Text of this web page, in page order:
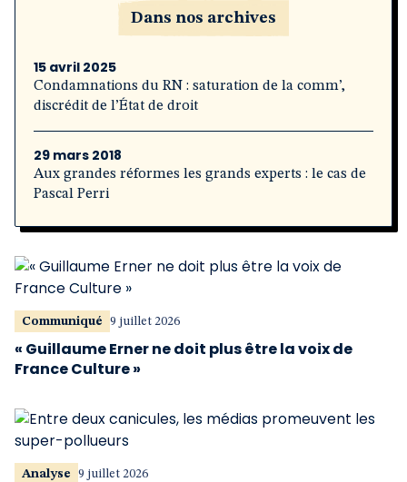
Dans nos archives
15 avril 2025
Condamnations du RN : saturation de la comm’,
discrédit de l’État de droit
29 mars 2018
Aux grandes réformes les grands experts : le cas de
Pascal Perri
Communiqué 9 juillet 2026
« Guillaume Erner ne doit plus être la voix de
France Culture »
Analyse 9 juillet 2026